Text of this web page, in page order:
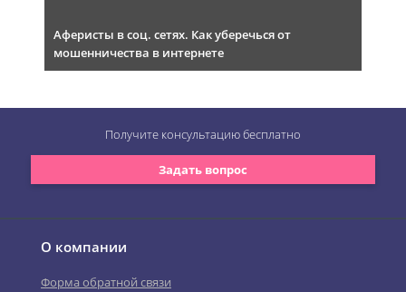
Аферисты в соц. сетях. Как уберечься от
мошенничества в интернете
О компании
Форма обратной связи
Задать вопрос
Получите консультациюбесплатно